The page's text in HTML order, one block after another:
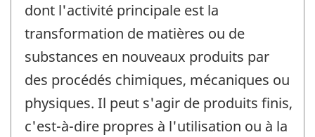
dont l'activité principale est la
transformation de matières ou de
substances en nouveaux produits par
des procédés chimiques, mécaniques ou
physiques. Il peut s'agir de produits finis,
c'est-à-dire propres à l'utilisation ou à la